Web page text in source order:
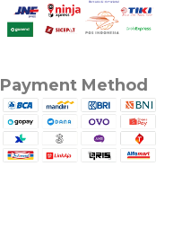
Payment Method